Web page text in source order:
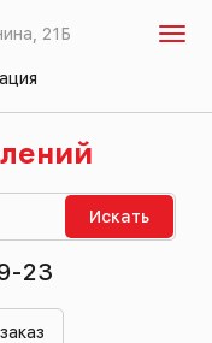
21Б
Искать
23